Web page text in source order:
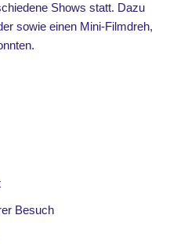
Shows statt. Dazu
sowie einen Mini-Filmdreh,
Besuch